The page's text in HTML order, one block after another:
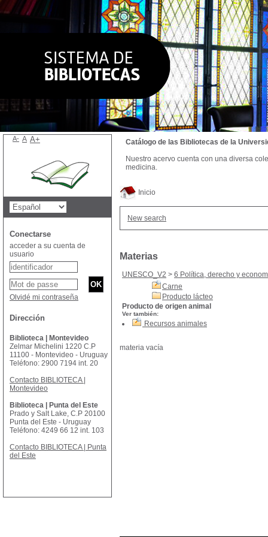
Inicio
New search
Materias
UNESCO_V2 > 6 Política, derecho y
Carne
Producto lácteo
Producto de origen animal
Ver también:
Recursos animales
materia vacía
Catálogo de las Bibliotecas de la
Nuestro acervo cuenta con una diversa
medicina.
A- A A+
Conectarse
acceder a su cuenta de
usuario
Olvidé mi contraseña
Dirección
Biblioteca | Montevideo
Zelmar Michelini 1220 C.P
11100 - Montevideo - Uruguay
Teléfono: 2900 7194 int. 20
Contacto BIBLIOTECA |
Montevideo
Biblioteca | Punta del Este
Prado y Salt Lake, C.P 20100
Punta del Este - Uruguay
Teléfono: 4249 66 12 int. 103
Contacto BIBLIOTECA | Punta
del Este